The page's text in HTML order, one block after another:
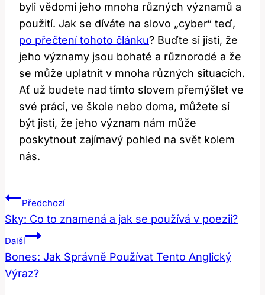
byli vědomi jeho mnoha​ různých významů a
použití. Jak‌ se díváte na slovo „cyber“ teď,
po přečtení tohoto článku? Buďte si jisti, že
jeho ‌významy jsou bohaté a ‌různorodé a že
se může ⁣uplatnit v mnoha různých situacích.
Ať už budete nad tímto‌ slovem ​přemýšlet ve
své práci, ve škole nebo doma, můžete si
být jisti, že ⁢jeho význam nám může
poskytnout zajímavý pohled na ⁤svět kolem
nás.
Navigace
Pro
Příspěvek
Předchozí
Sky: Co to znamená a jak se používá v poezii?
Další
Bones: Jak Správně Používat Tento Anglický
Výraz?